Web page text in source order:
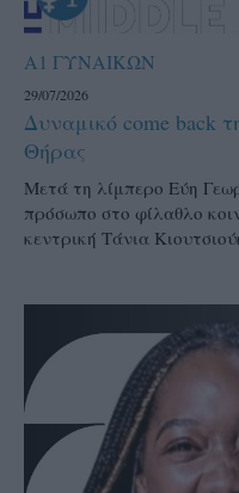
Α1 ΓΥΝΑΙΚΩΝ
29/07/2026
Δυναμικό come back
Θήρας
Μετά τη λίμπερο Εύη
πρόσωπο στο φίλαθλο
κεντρική Τάνια